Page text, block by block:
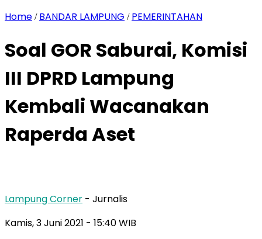
Home / BANDAR LAMPUNG / PEMERINTAHAN
Soal GOR Saburai, Komisi
III DPRD Lampung
Kembali Wacanakan
Raperda Aset
Lampung Corner - Jurnalis
Kamis, 3 Juni 2021 - 15:40 WIB